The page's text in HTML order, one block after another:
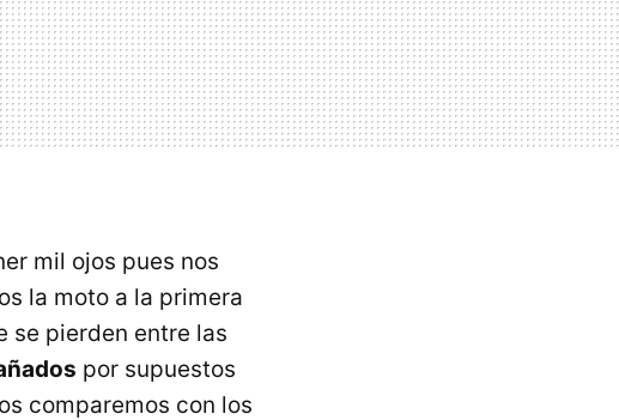
mil ojos pues nos
la moto a la primera
se pierden entre las
por supuestos
comparemos con los